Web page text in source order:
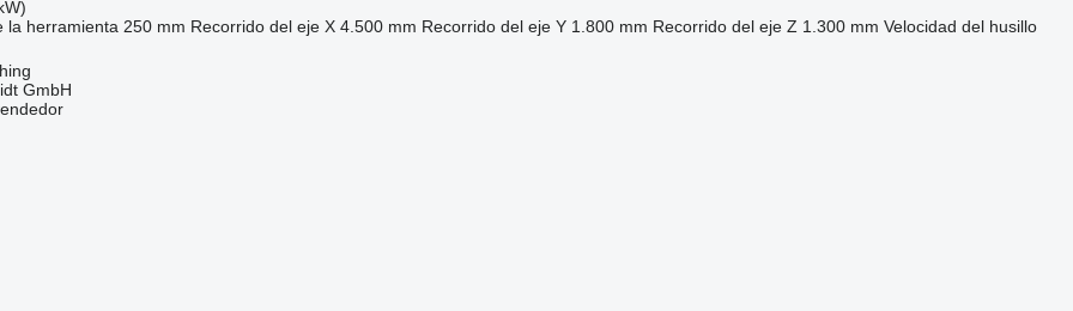
la herramienta 250 mm Recorrido del eje X 4.500 mm Recorrido del eje Y 1.800 mm Recorrido del eje Z 1.300 mm Velocidad del husillo
GmbH